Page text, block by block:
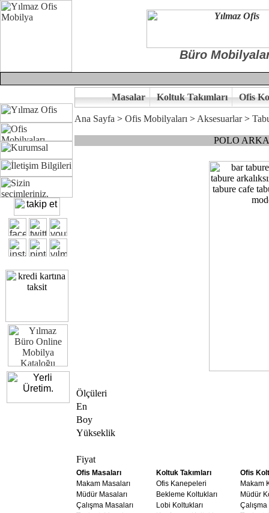
Büro
Ofisinizin dekorasyonunda ergonomi ve kaliteye önem
Çünkü sitemizde bulunan seçkin ürünler ile hayal ettiğiniz özgün
Size yakışan ofis tasarımına gelin birlikte karar verelim.
Kalite ve ergonomiyi arıyanların tercihi...Yılmaz Büro Mobilya
Masalar Koltuk Takımları Ofis
Ana Sayfa > Ofis Mobilyaları > Aksesuarlar>
POLO
Ölçüleri
En
Boy
Yükseklik
Fiyat
Ofis Masaları Koltuk Takımları
Ofis
Makam Masaları
Ofis Kanepeleri
Makam
Müdür Masaları
Bekleme Koltukları
Müdür
Çalışma Masaları
Lobi Koltukları
Çalışma